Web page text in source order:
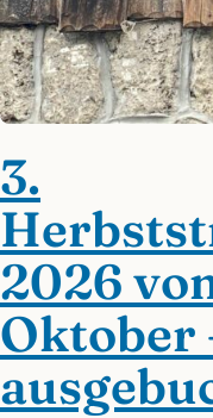
3.
2026
Oktober